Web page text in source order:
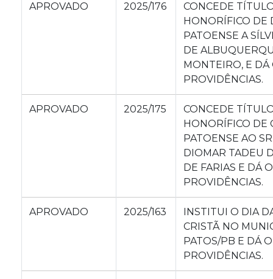
APROVADO 2025/176
CONCEDE
HONORÍFICO DE
PATOENSE A
DE
MONTEIRO, E DÁ
PROVIDÊNCIAS.
APROVADO 2025/175
CONCEDE
HONORÍFICO DE
PATOENSE AO
DIOMAR TADEU
DE FARIAS E DÁ
PROVIDÊNCIAS.
APROVADO 2025/163
INSTITUI O DIA
CRISTÃ NO
PATOS/PB E DÁ
PROVIDÊNCIAS.